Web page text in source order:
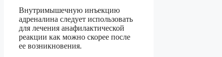
Внутримышечную инъекцию
адреналина следует использовать
для лечения анафилактической
реакции как можно скорее после
ее возникновения.